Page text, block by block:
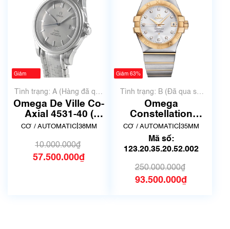
Giảm
Tình trạng: A (Hàng đã qua
sử dụng nhưng rất đẹp,
không có xước)
Omega De Ville Co-
Axial 4531-40 (
Omega Vảy Rồng ) |
CƠ / AUTOMATIC| 38MM
10.000.000₫
57.500.000₫
Giảm 63%
Tình trạng: B (Đã qua sử
dụng, hàng đẹp, có chút
xước dăm)
Omega
Constellation
123.20.35.20.52.002
| Đã qua sử dụng |
Mã số 9795
CƠ / AUTOMATIC| 35MM
Mã số:
123.20.35.20.52.002
250.000.000₫
93.500.000₫